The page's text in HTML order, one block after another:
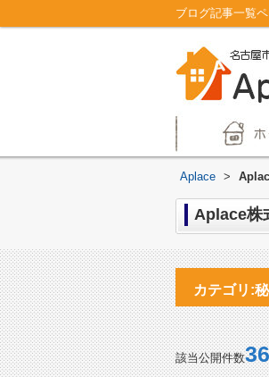
Aplace >
Aplace株
カテゴリ:
該当公開件数36